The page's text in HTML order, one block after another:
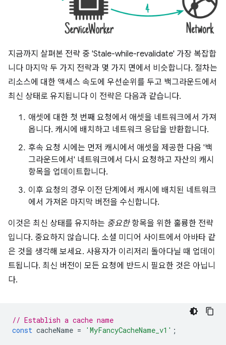
지금까지 살펴본 전략 중 'Stale-while-revalidate' 가장 복잡합
니다 마지막 두 가지 전략과 몇 가지 면에서 비슷합니다. 절차는
리소스에 대한 액세스 속도에 우선순위를 두고 백그라운드에서
최신 상태로 유지됩니다 이 전략은 다음과 같습니다.
애셋에 대한 첫 번째 요청에서 애셋을 네트워크에서 가져
옵니다. 캐시에 배치하고 네트워크 응답을 반환합니다.
후속 요청 시에는 먼저 캐시에서 애셋을 제공한 다음 '백
그라운드에서' 네트워크에서 다시 요청하고 자산의 캐시
항목을 업데이트합니다.
이후 요청의 경우 이전 단계에서 캐시에 배치된 네트워크
에서 가져온 마지막 버전을 수신합니다.
이것은 최신 상태를 유지하는 중요한항목을 위한 훌륭한 전략
입니다. 중요하지 않습니다. 소셜 미디어 사이트에서 아바타 같
은 것을 생각해 보세요. 사용자가 이리저리 돌아다닐 때 업데이
트됩니다. 최신 버전이 모든 요청에 반드시 필요한 것은 아닙니
다.
// Establish a cache name
const cacheName = 'MyFancyCacheName_v1' ;